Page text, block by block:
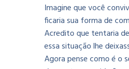
Imagine que você
ficaria sua forma de
Acredito que tentaria
essa situação lhe
Agora pense como é o